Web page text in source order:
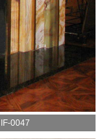
0047